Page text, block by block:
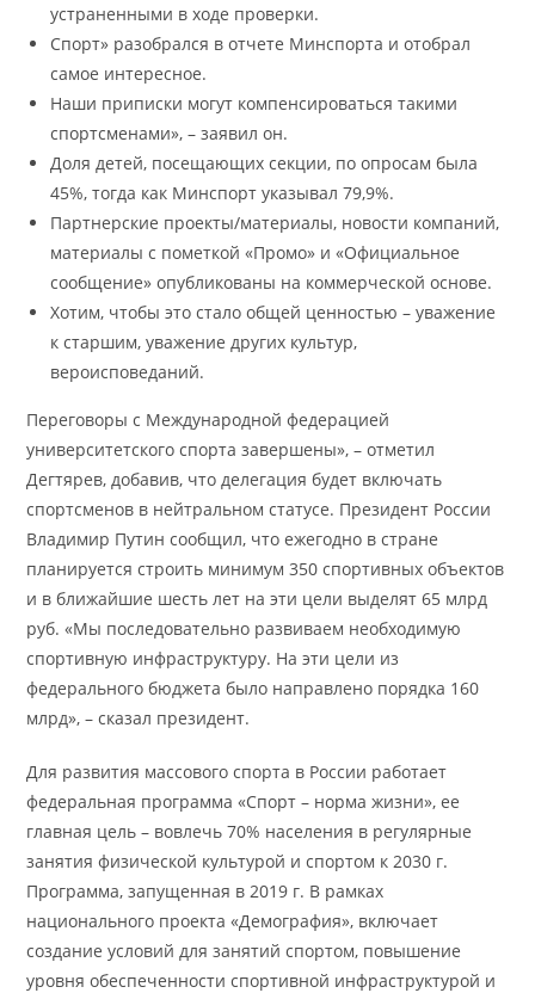
устраненными в ходе проверки.
Спорт» разобрался в отчете Минспорта и отобрал
самое интересное.
Наши приписки могут компенсироваться такими
спортсменами», – заявил он.
Доля детей, посещающих секции, по опросам была
45%, тогда как Минспорт указывал 79,9%.
Партнерские проекты/материалы, новости компаний,
материалы с пометкой «Промо» и «Официальное
сообщение» опубликованы на коммерческой основе.
Хотим, чтобы это стало общей ценностью – уважение
к старшим, уважение других культур,
вероисповеданий.
Переговоры с Международной федерацией
университетского спорта завершены», – отметил
Дегтярев, добавив, что делегация будет включать
спортсменов в нейтральном статусе. Президент России
Владимир Путин сообщил, что ежегодно в стране
планируется строить минимум 350 спортивных объектов
и в ближайшие шесть лет на эти цели выделят 65 млрд
руб. «Мы последовательно развиваем необходимую
спортивную инфраструктуру. На эти цели из
федерального бюджета было направлено порядка 160
млрд», – сказал президент.
Для развития массового спорта в России работает
федеральная программа «Спорт – норма жизни», ее
главная цель – вовлечь 70% населения в регулярные
занятия физической культурой и спортом к 2030 г.
Программа, запущенная в 2019 г. В рамках
национального проекта «Демография», включает
создание условий для занятий спортом, повышение
уровня обеспеченности спортивной инфраструктурой и